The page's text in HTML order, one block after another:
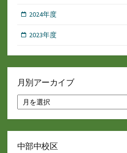
2024年度
2023年度
月別アーカイブ
別
ア
イ
中部中校区